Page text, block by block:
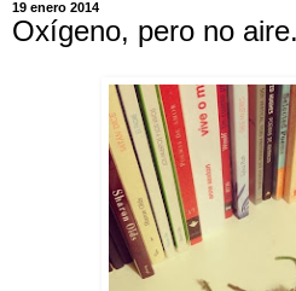
19 enero 2014
Oxígeno, pero no aire.